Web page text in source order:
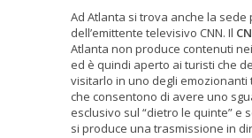
Ad Atlanta si trova anche la sede
dell’emittente televisivo CNN. Il
Atlanta non produce contenuti
ed è quindi aperto ai turisti che
visitarlo in uno degli emozionanti
che consentono di avere uno
esclusivo sul “dietro le quinte” e
si produce una trasmissione in